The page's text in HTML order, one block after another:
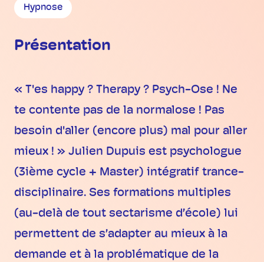
Hypnose
Présentation
« T'es happy ? Therapy ? Psych-Ose ! Ne
te contente pas de la normalose ! Pas
besoin d'aller (encore plus) mal pour aller
mieux ! » Julien Dupuis est psychologue
(3ième cycle + Master) intégratif trance-
disciplinaire. Ses formations multiples
(au-delà de tout sectarisme d’école) lui
permettent de s’adapter au mieux à la
demande et à la problématique de la